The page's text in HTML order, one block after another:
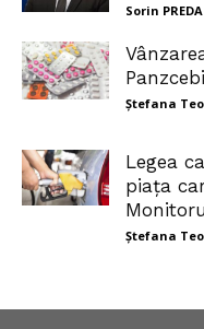
Sorin PREDA
Ștefana
Legea
piața
Ștefana